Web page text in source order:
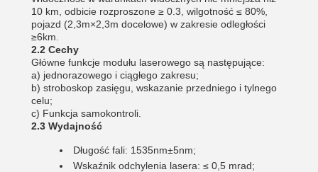
10 km, odbicie rozproszone ≥ 0.3, wilgotność ≤ 80%,
pojazd (2,3m×2,3m docelowe) w zakresie odległości
≥6km.
2.2 Cechy
Główne funkcje modułu laserowego są następujące:
a) jednorazowego i ciągłego zakresu;
b) stroboskop zasięgu, wskazanie przedniego i tylnego
celu;
c) Funkcja samokontroli.
2.3 Wydajność
Długość fali: 1535nm±5nm;
Wskaźnik odchylenia lasera: ≤ 0,5 mrad;